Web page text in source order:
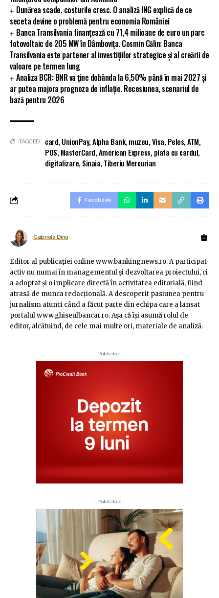
Dunărea scade, costurile cresc. O analiză ING explică de ce
seceta devine o problemă pentru economia României
Banca Transilvania finanțează cu 71,4 milioane de euro un parc
fotovoltaic de 205 MW în Dâmbovița. Cosmin Călin: Banca
Transilvania este partener al investițiilor strategice și al creării de
valoare pe termen lung
Analiza BCR: BNR va ține dobânda la 6,50% până în mai 2027 și
ar putea majora prognoza de inflație. Recesiunea, scenariul de
bază pentru 2026
TAGGED: card, UnionPay,Alpha Bank, muzeu,Visa, Peles,ATM,
POS, MasterCard,American Express, plata cu cardul,
digitalizare, Sinaia, Tiberiu Mercurian
Facebook
Gabriela Dinu
Editor al publicaţiei online www.bankingnews.ro. A participat
activ nu numai în managementul şi dezvoltarea proiectului, ci
a adoptat şi o implicare directă în activitatea editorială, fiind
atrasă de munca redacţională. A descoperit pasiunea pentru
jurnalism atunci când a făcut parte din echipa care a lansat
portalul www.ghiseulbancar.ro. Așa că îşi asumă rolul de
editor, alcătuind, de cele mai multe ori, materiale de analiză.
- Publicitate -
- Publicitate -